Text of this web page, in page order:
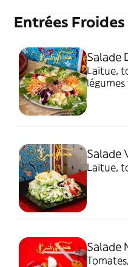
Entrées Froides
Salade
Laitue,
légumes
Salade
Laitue,
Salade